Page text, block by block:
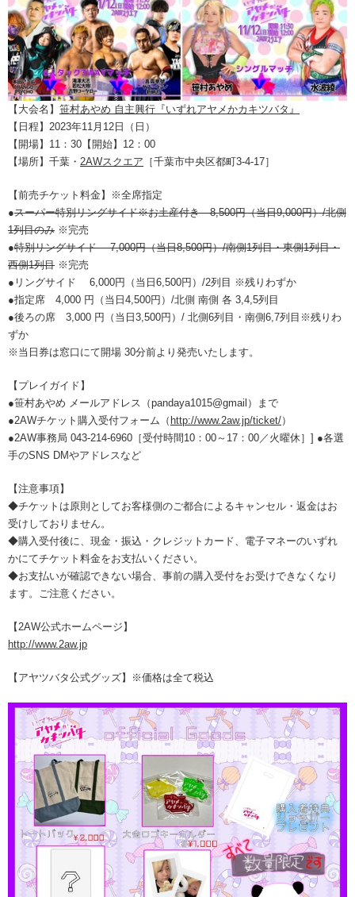
【大会名】 笹村あやめ 自主興行『いずれアヤメかカキツバタ』
【日程】2023年11月12日（日）
【開場】11：30【開始】12：00
【場所】千葉・ 2AWスクエア ［千葉市中央区都町3-4-17］
【前売チケット料金】※全席指定
●スーパー特別リングサイド※お土産付き 8,500円（当日9,000円）/北側
1列目のみ ※完売
●特別リングサイド 7,000円（当日8,500円）/南側1列目・東側1列目・
西側1列目 ※完売
●リングサイド 6,000円（当日6,500円）/2列目 ※残りわずか
●指定席 4,000 円（当日4,500円）/北側 南側 各 3,4,5列目
●後ろの席 3,000 円（当日3,500円）/ 北側6列目・南側6,7列目※残りわ
ずか
※当日券は窓口にて開場 30分前より発売いたします。
【プレイガイド】
●笹村あやめ メールアドレス（pandaya1015@gmail）まで
●2AWチケット購入受付フォーム（ http://www.2aw.jp/ticket/）
●2AW事務局 043-214-6960［受付時間10：00～17：00／火曜休］] ●各選
手のSNS DMやアドレスなど
【注意事項】
◆チケットは原則としてお客様側のご都合によるキャンセル・返金はお
受けしておりません。
◆購入受付後に、現金・振込・クレジットカード、電子マネーのいずれ
かにてチケット料金をお支払いください。
◆お支払いが確認できない場合、事前の購入受付をお受けできなくなり
ます。ご注意ください。
【2AW公式ホームページ】
http://www.2aw.jp
【アヤツバタ公式グッズ】※価格は全て税込